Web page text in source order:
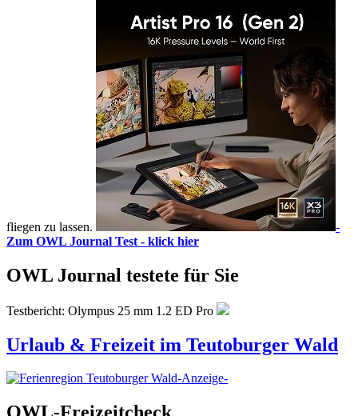
fliegen zu lassen.
-
Zum OWL Journal Test - klick hier
OWL Journal testete für Sie
Testbericht: Olympus 25 mm 1.2 ED Pro
Urlaub & Freizeit im Teutoburger Wald
-Anzeige-